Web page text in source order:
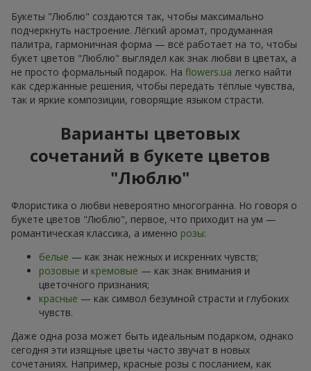
Букеты "Люблю" создаются так, чтобы максимально
подчеркнуть настроение. Лёгкий аромат, продуманная
палитра, гармоничная форма — всё работает на то, чтобы
букет цветов "Люблю" выглядел как знак любви в цветах, а
не просто формальный подарок. На flowers.ua легко найти
как сдержанные решения, чтобы передать тёплые чувства,
так и яркие композиции, говорящие языком страсти.
Варианты цветовых
сочетаний в букете цветов
"Люблю"
Флористика о любви невероятно многогранна. Но говоря о
букете цветов "Люблю", первое, что приходит на ум —
романтическая классика, а именно розы:
белые — как знак нежных и искренних чувств;
розовые и кремовые — как знак внимания и
цветочного признания;
красные — как символ безумной страсти и глубоких
чувств.
Даже одна роза может быть идеальным подарком, однако
сегодня эти изящные цветы часто звучат в новых
сочетаниях. Например, красные розы с посланием, как